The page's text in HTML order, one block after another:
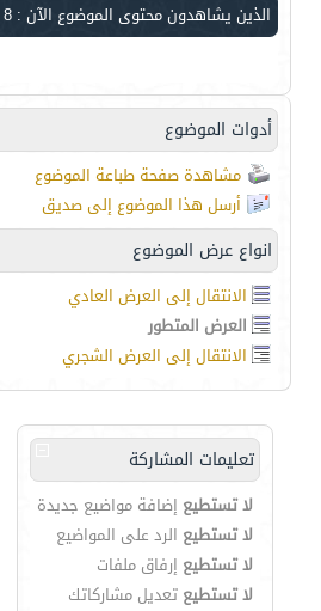
الذين يشاهدون محتوى الموضوع الآن : 8
أدوات الموضوع
مشاهدة صفحة طباعة الموضوع
أرسل هذا الموضوع إلى صديق
انواع عرض الموضوع
الانتقال إلى العرض العادي
العرض المتطور
الانتقال إلى العرض الشجري
تعليمات المشاركة
لا تستطيع إضافة مواضيع جديدة
لا تستطيع الرد على المواضيع
لا تستطيع إرفاق ملفات
لا تستطيع تعديل مشاركاتك